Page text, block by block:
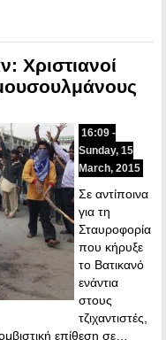
Χριστιανοί
16:09 -
Sunday, 15
March, 2015
Σε αντίποινα
για τη
Σταυροφορία
που κήρυξε
το Βατικανό
ενάντια
στους
τζιχαντιστές,
επίθεση σε…